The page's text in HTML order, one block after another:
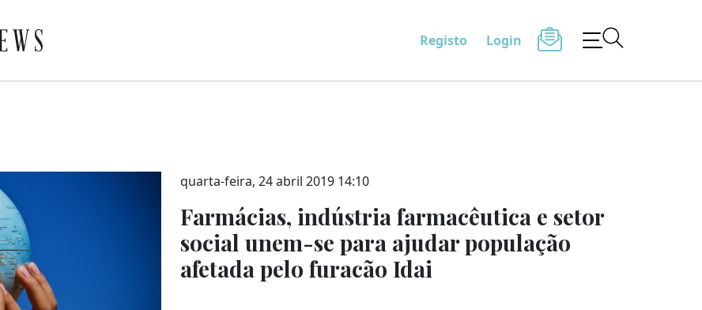
Registo Login
quarta-feira, 24 abril 2019 14:10
Farmácias, indústria farmacêutica e setor
social unem-se para ajudar população
afetada pelo furacão Idai